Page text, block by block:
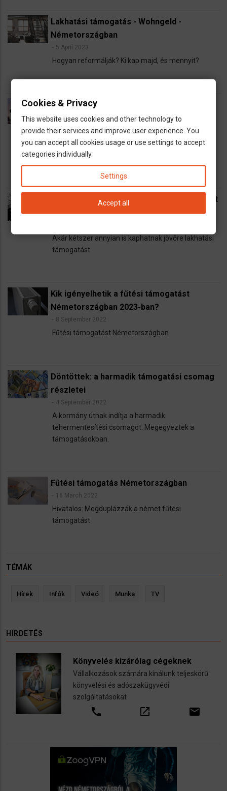
Lakhatási támogatás - Wohngeld -
Németországban
5 April 2023
Hogyan reformálják? Ki kap majd, és mennyit?
Lakásügyek, ingatlanügyek
Németországban
13 March 2023
Lakás bérlés, lakás vétel, bérbeadás és
ingatlanügyek Németországban
Sokkal többen kapnak lakhatási támogatást
januártól Németországban
Akár kétszer annyian is kaphatnak jövőre lakhatási
támogatást
Kik igényelhetik a fűtési támogatást
Németországban 2023-ban?
8 September 2022
Fűtési támogatást Németországban
Döntöttek: a harmadik támogatási csomag
részletei
4 September 2022
A kormány útnak indítja a harmadik
tehermentesítési csomagot. Megegyeztek a
támogatásokban.
Fűtési támogatás Németországban
16 March 2022
Hivatalos: Megduplázzák a német fűtési
támogatást
TÉMÁK
Hírek Infók Videó Munka TV
HIRDETÉS
Könyvelés kizárólag cégeknek
Vállalkozások számára kínálunk teljeskörű
könyvelési és adószakügyvédi
szolgáltatásokat
call open_in_new email
Cookies & Privacy
This website uses cookies and other technology to
provide their services and improve user experience. You
you can accept all cookies usage or use settings to accept
categories individually.
Settings
Accept all